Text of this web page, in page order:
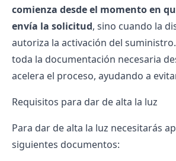
comienza desde el momento en
envía la solicitud, sino cuando la
autoriza la activación del
toda la documentación necesaria
acelera el proceso, ayudando a
Requisitos para dar de alta la luz
Para dar de alta la luz necesitarás
siguientes documentos: